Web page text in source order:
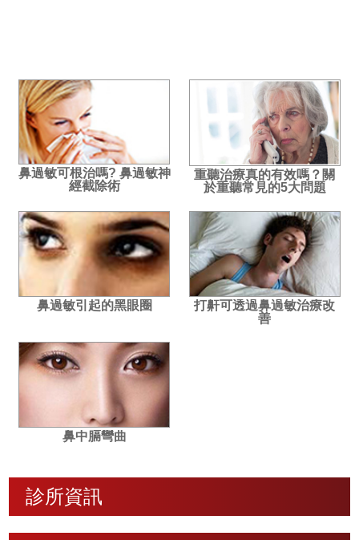
鼻過敏可根治嗎? 鼻過敏神
經截除術
重聽治療真的有效嗎？關
於重聽常見的5大問題
鼻過敏引起的黑眼圈
打鼾可透過鼻過敏治療改
善
鼻中膈彎曲
診所資訊